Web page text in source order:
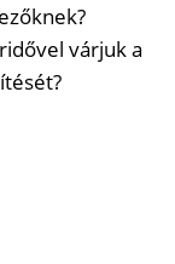
várjuk a